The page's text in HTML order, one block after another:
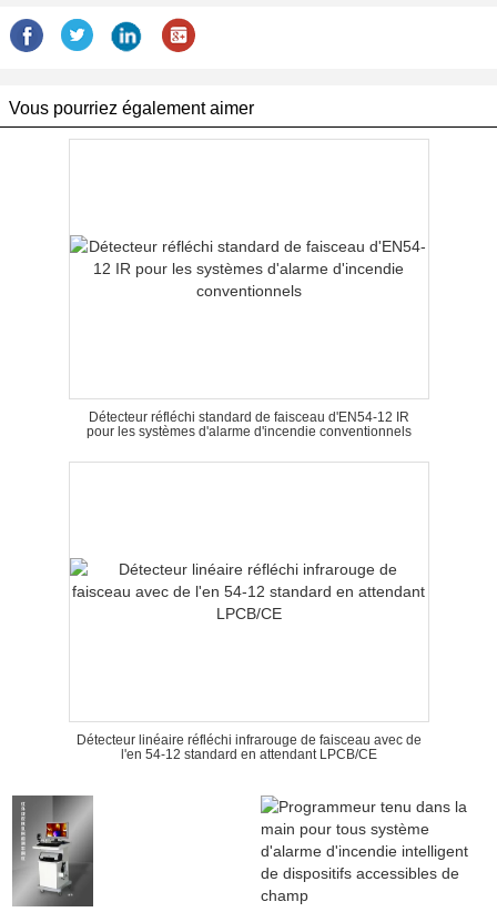
Vous pourriez également aimer
Détecteur réfléchi standard de faisceau d'EN54-12 IR
pour les systèmes d'alarme d'incendie conventionnels
Détecteur linéaire réfléchi infrarouge de faisceau avec de
l'en 54-12 standard en attendant LPCB/CE